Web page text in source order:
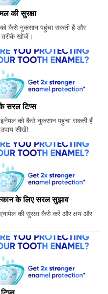
की सुरक्षा
कैसे नुकसान पहुंचा सकती हैं और
खोजें।
सरल टिप्स
को कैसे नुकसान पहुंचा सकती हैं
सीखें!
के लिए सरल सुझाव
की सुरक्षा कैसे करें और क्षय और